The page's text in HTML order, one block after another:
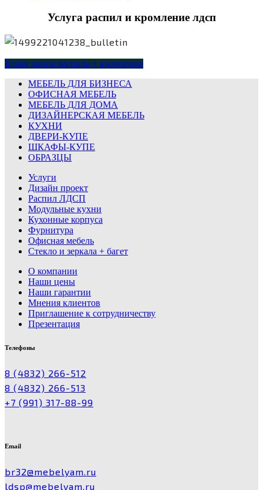
Услуга распил и кромление лдсп
Бланк заказа распила + кромление
МЕБЕЛЬ ДЛЯ БИЗНЕСА
ОФИСНАЯ МЕБЕЛЬ
МЕБЕЛЬ ДЛЯ ДОМА
ДИЗАЙНЕРСКАЯ МЕБЕЛЬ
КУХНИ
ДВЕРИ-КУПЕ
ШКАФЫ-КУПЕ
ОБРАЗЦЫ
Услуги
Дизайн проект
Распил ЛДСП
Модульные кухни
Кухонные корпуса
Фурнитура
Офисная мебель
Стекло и зеркала + багет
О компании
Наши цены
Наши гарантии
Мнения клиентов
Приглашение к сотрудничеству
Презентация
Телефоны
8 (4832) 266-512
8 (4832) 266-513
+7 (991) 317-88-99
Email
br32@mebelyam.ru
ldsp@mebelyam.ru